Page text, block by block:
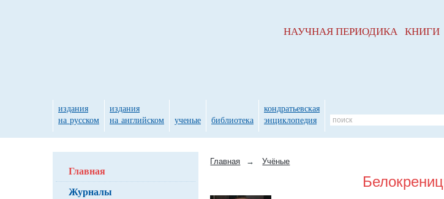
Главная → Учёные
Главная
Журналы
НАУЧНАЯ ПЕРИОДИКА КНИГИ
издания
на русском
издания
на английском
ученые библиотека
кондратьевская
энциклопедия